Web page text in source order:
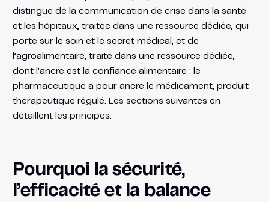
distingue de la communication de crise dans la santé
et les hôpitaux, traitée dans une ressource dédiée, qui
porte sur le soin et le secret médical, et de
l’agroalimentaire, traité dans une ressource dédiée,
dont l’ancre est la confiance alimentaire : le
pharmaceutique a pour ancre le médicament, produit
thérapeutique régulé. Les sections suivantes en
détaillent les principes.
Pourquoi la sécurité,
l’efficacité et la balance